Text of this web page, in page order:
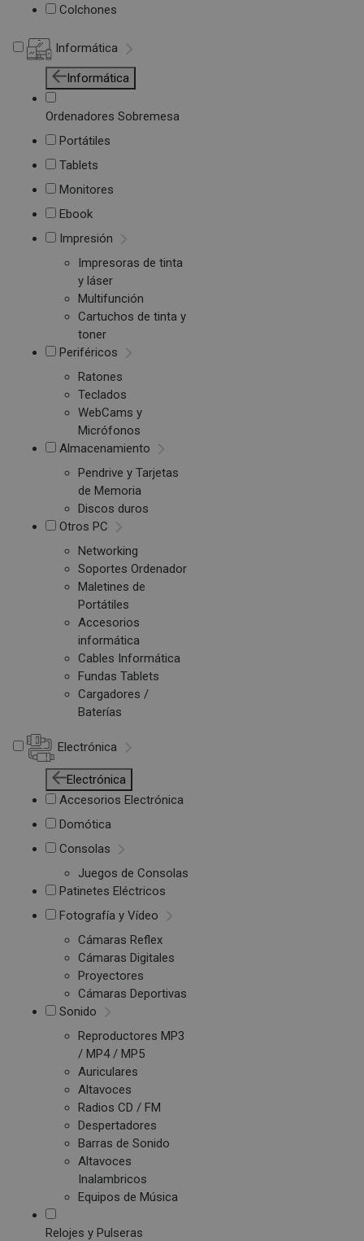
Colchones
Informática
Informática
Ordenadores Sobremesa
Portátiles
Tablets
Monitores
Ebook
Impresión
Impresoras de tinta
y láser
Multifunción
Cartuchos de tinta y
toner
Periféricos
Ratones
Teclados
WebCams y
Micrófonos
Almacenamiento
Pendrive y Tarjetas
de Memoria
Discos duros
Otros PC
Networking
Soportes Ordenador
Maletines de
Portátiles
Accesorios
informática
Cables Informática
Fundas Tablets
Cargadores /
Baterías
Electrónica
Electrónica
Accesorios Electrónica
Domótica
Consolas
Juegos de Consolas
Patinetes Eléctricos
Fotografía y Vídeo
Cámaras Reflex
Cámaras Digitales
Proyectores
Cámaras Deportivas
Sonido
Reproductores MP3
/ MP4 / MP5
Auriculares
Altavoces
Radios CD / FM
Despertadores
Barras de Sonido
Altavoces
Inalambricos
Equipos de Música
Relojes y Pulseras